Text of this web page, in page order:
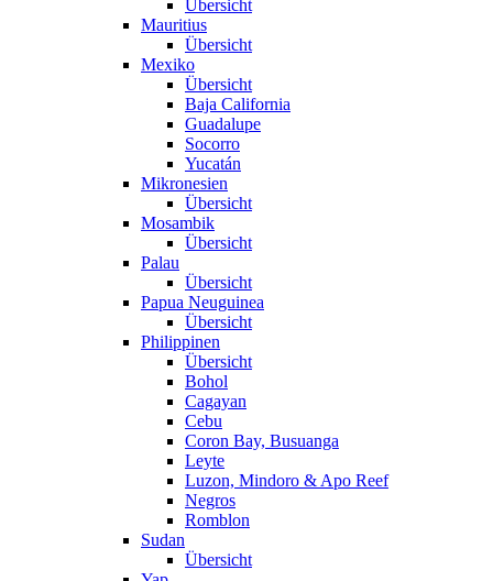
Übersicht
Mauritius
Übersicht
Mexiko
Übersicht
Baja California
Guadalupe
Socorro
Yucatán
Mikronesien
Übersicht
Mosambik
Übersicht
Palau
Übersicht
Papua Neuguinea
Übersicht
Philippinen
Übersicht
Bohol
Cagayan
Cebu
Coron Bay, Busuanga
Leyte
Luzon, Mindoro & Apo Reef
Negros
Romblon
Sudan
Übersicht